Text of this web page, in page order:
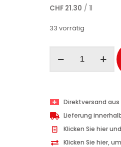
CHF 21.30 / 1l
33 vorrätig
Fahrzeuginnenraum
500
ml
Menge
Direktversand aus
Lieferung
Klicken Sie hier
Klicken Sie hier,